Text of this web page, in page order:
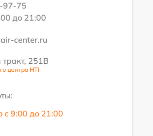
97-75
до 21:00
center.ru
251В
центра HTI
с 9:00 до 21:00